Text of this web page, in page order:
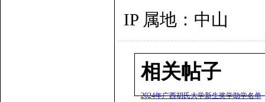
IP 属地：中山
相关帖子
2024年广西胡氏大学新生奖学助学名单